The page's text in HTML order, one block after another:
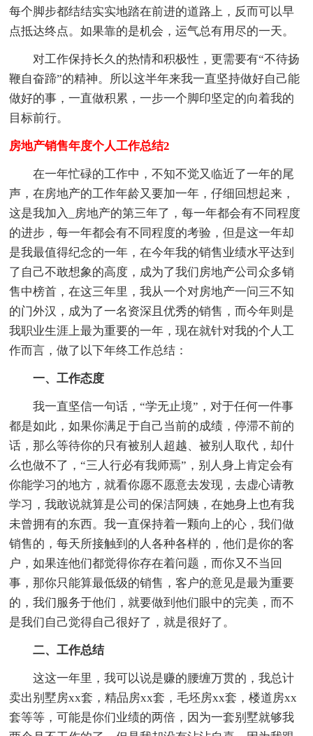
每个脚步都结结实实地踏在前进的道路上，反而可以早
点抵达终点。如果靠的是机会，运气总有用尽的一天。
对工作保持长久的热情和积极性，更需要有“不待扬
鞭自奋蹄”的精神。所以这半年来我一直坚持做好自己能
做好的事，一直做积累，一步一个脚印坚定的向着我的
目标前行。
房地产销售年度个人工作总结2
在一年忙碌的工作中，不知不觉又临近了一年的尾
声，在房地产的工作年龄又要加一年，仔细回想起来，
这是我加入_房地产的第三年了，每一年都会有不同程度
的进步，每一年都会有不同程度的考验，但是这一年却
是我最值得纪念的一年，在今年我的销售业绩水平达到
了自己不敢想象的高度，成为了我们房地产公司众多销
售中榜首，在这三年里，我从一个对房地产一问三不知
的门外汉，成为了一名资深且优秀的销售，而今年则是
我职业生涯上最为重要的一年，现在就针对我的个人工
作而言，做了以下年终工作总结：
一、工作态度
我一直坚信一句话，“学无止境”，对于任何一件事
都是如此，如果你满足于自己当前的成绩，停滞不前的
话，那么等待你的只有被别人超越、被别人取代，却什
么也做不了，“三人行必有我师焉”，别人身上肯定会有
你能学习的地方，就看你愿不愿意去发现，去虚心请教
学习，我敢说就算是公司的保洁阿姨，在她身上也有我
未曾拥有的东西。我一直保持着一颗向上的心，我们做
销售的，每天所接触到的人各种各样的，他们是你的客
户，如果连他们都觉得你存在着问题，而你又不当回
事，那你只能算最低级的销售，客户的意见是最为重要
的，我们服务于他们，就要做到他们眼中的完美，而不
是我们自己觉得自己很好了，就是很好了。
二、工作总结
这这一年里，我可以说是赚的腰缠万贯的，我总计
卖出别墅房xx套，精品房xx套，毛坯房xx套，楼道房xx
套等等，可能是你们业绩的两倍，因为一套别墅就够我